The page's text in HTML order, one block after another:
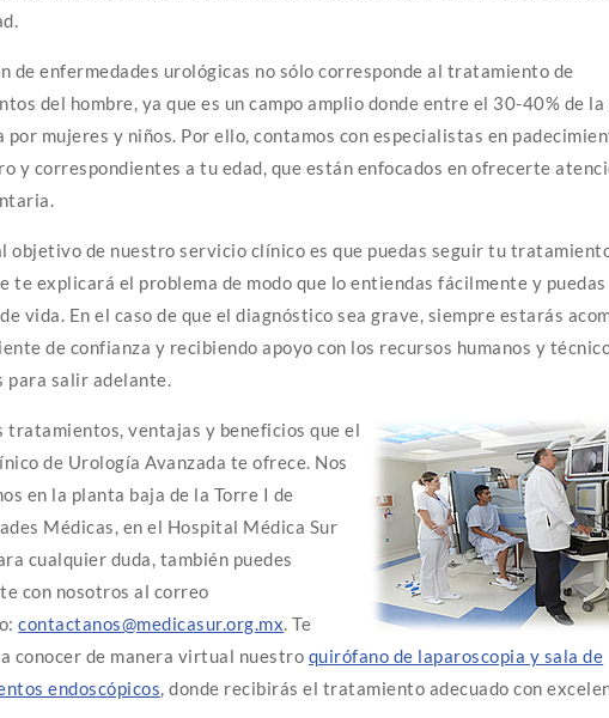
de enfermedades urológicas no sólo corresponde al tratamiento de
del hombre, ya que es un campo amplio donde entre el 30-40% de
por mujeres y niños. Por ello, contamos con especialistas en
y correspondientes a tu edad, que están enfocados en ofrecerte
objetivo de nuestro servicio clínico es que puedas seguir tu
te explicará el problema de modo que lo entiendas fácilmente y
vida. En el caso de que el diagnóstico sea grave, siempre estarás
de confianza y recibiendo apoyo con los recursos humanos y
para salir adelante.
tratamientos, ventajas y beneficios que el
de Urología Avanzada te ofrece. Nos
en la planta baja de la Torre I de
Médicas, en el Hospital Médica Sur
cualquier duda, también puedes
con nosotros al correo
contactanos@medicasur.org.mx. Te
conocer de manera virtual nuestro quirófano de laparoscopia y sala de
endoscópicos, donde recibirás el tratamiento adecuado con